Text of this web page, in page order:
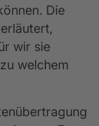
Die
wir sie
welchem